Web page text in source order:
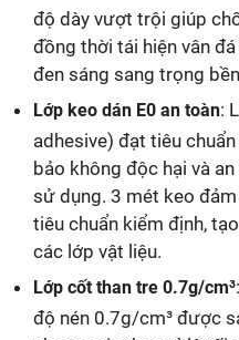
độ dày vượt trội giúp
đồng thời tái hiện vân
đen sáng sang trọng
Lớp keo dán E0 an toàn:
adhesive) đạt tiêu
bảo không độc hại và
sử dụng. 3 mét keo
tiêu chuẩn kiểm định,
các lớp vật liệu.
Lớp cốt than tre 0.7g/cm³
độ nén 0.7g/cm³ được